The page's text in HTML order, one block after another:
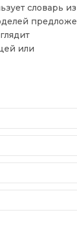
словарь из
или